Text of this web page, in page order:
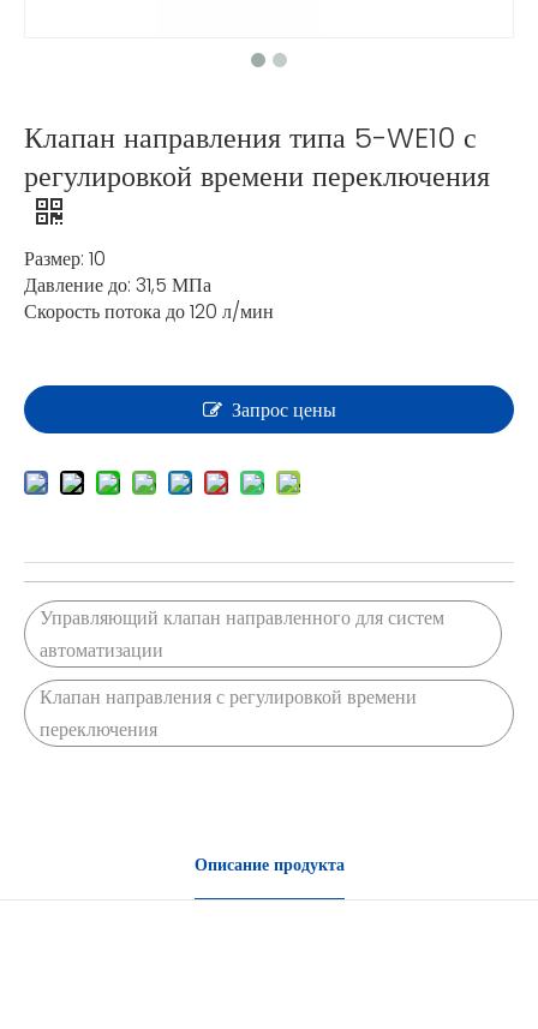
Клапан направления типа 5-WE10 с
регулировкой времени переключения
Размер: 10
Давление до: 31,5 МПа
Скорость потока до 120 л/мин
Запрос цены
Управляющий клапан направленного для систем
автоматизации
Клапан направления с регулировкой времени
переключения
Описание продукта